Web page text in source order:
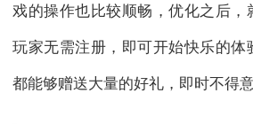
戏的操作也比较顺畅，优化之后，
玩家无需注册，即可开始快乐的体
都能够赠送大量的好礼，即时不得